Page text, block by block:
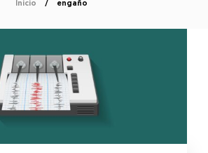
Inicio engaño